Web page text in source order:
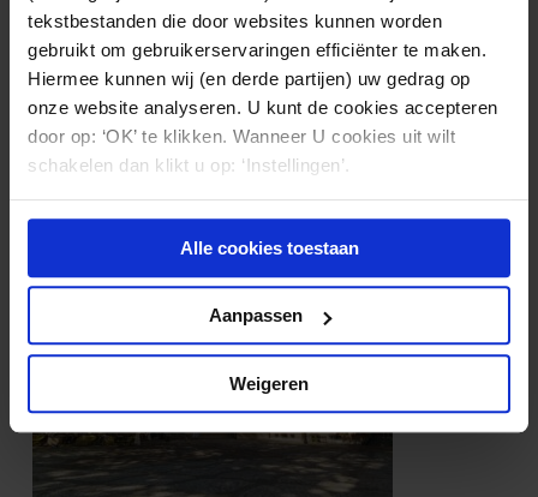
tekstbestanden die door websites kunnen worden
gebruikt om gebruikerservaringen efficiënter te maken.
Hiermee kunnen wij (en derde partijen) uw gedrag op
onze website analyseren. U kunt de cookies accepteren
door op: ‘OK’ te klikken. Wanneer U cookies uit wilt
schakelen dan klikt u op: ‘Instellingen’.
Alle cookies toestaan
Aanpassen
Weigeren
GEZONDHEIDSRECHT06.02.2025
KoffieCo podcast – Afl. 2 Het
Zorglandschap